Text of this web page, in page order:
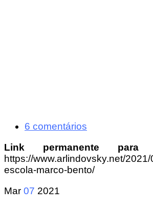
6 comentários
Link permanente para
https://www.arlindovsky.net/
escola-marco-bento/
Mar 07 2021